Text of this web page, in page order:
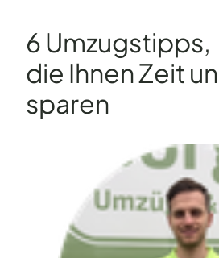
6 Umzugstipps,
die Ihnen Zeit
sparen